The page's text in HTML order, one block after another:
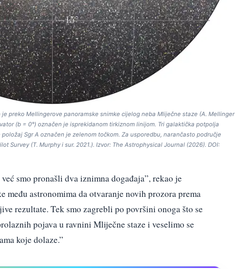
preko Mellingerove panoramske snimke cijelog neba Mliječne staze (A. Mellinger
(b = 0°) označen je isprekidanom tirkiznom linijom. Tri galaktička potpolja
Sgr A označen je zelenom točkom. Za usporedbu, narančasto područje
Survey (T. Murphy i sur. 2021.). Izvor: The Astrophysical Journal (2026). DOI:
smo pronašli dva iznimna događaja”, rekao je
među astronomima da otvaranje novih prozora prema
rezultate. Tek smo zagrebli po površini onoga što se
pojava u ravnini Mliječne staze i veselimo se
koje dolaze.”